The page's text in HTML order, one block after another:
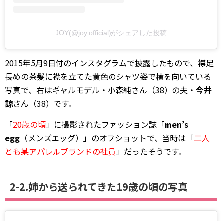
JOY(@joy.official)がシェアした投稿
2015年5月9日付のインスタグラムで披露したもので、襟足
長めの茶髪に襟を立てた黄色のシャツ姿で横を向いている
写真で、右はギャルモデル・小森純さん（38）の夫・ 今井
諒さん（38）です。
「20歳の頃」に撮影されたファッション誌「men’s
egg （メンズエッグ）」のオフショットで、当時は「二人
とも某アパレルブランドの社員」だったそうです。
2-2.姉から送られてきた19歳の頃の写真